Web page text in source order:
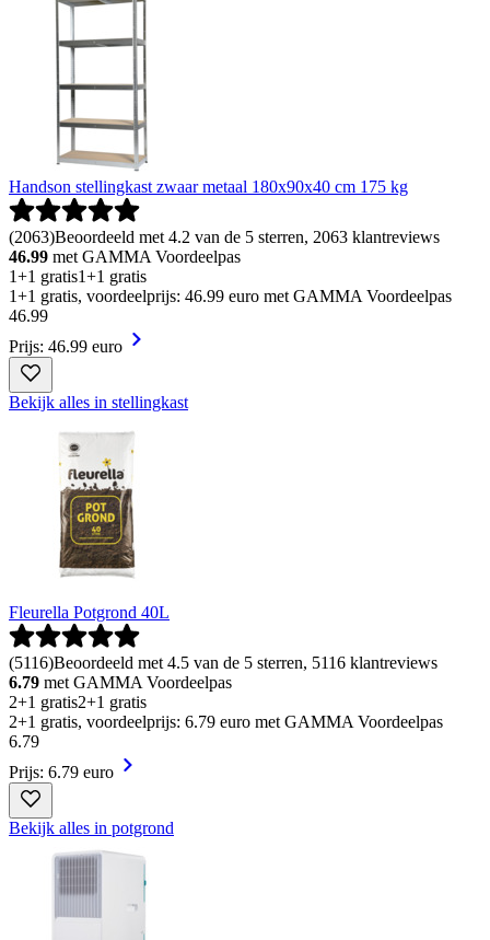
Handson stellingkast zwaar metaal 180x90x40 cm 175 kg
(2063)Beoordeeld met 4.2 van de 5 sterren, 2063 klantreviews
46.99 met GAMMA Voordeelpas
1+1 gratis1+1 gratis
1+1 gratis, voordeelprijs: 46.99 euro met GAMMA Voordeelpas
46.99
Prijs: 46.99 euro
Bekijk alles in stellingkast
Fleurella Potgrond 40L
(5116)Beoordeeld met 4.5 van de 5 sterren, 5116 klantreviews
6.79 met GAMMA Voordeelpas
2+1 gratis2+1 gratis
2+1 gratis, voordeelprijs: 6.79 euro met GAMMA Voordeelpas
6.79
Prijs: 6.79 euro
Bekijk alles in potgrond